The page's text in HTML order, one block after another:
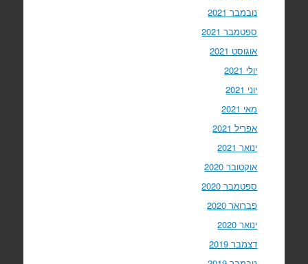
נובמבר 2021
ספטמבר 2021
אוגוסט 2021
יולי 2021
יוני 2021
מאי 2021
אפריל 2021
ינואר 2021
אוקטובר 2020
ספטמבר 2020
פברואר 2020
ינואר 2020
דצמבר 2019